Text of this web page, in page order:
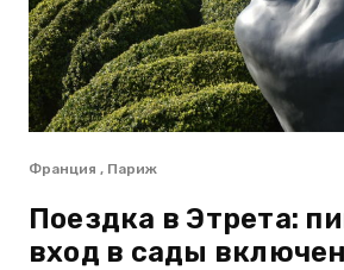
Франция , Париж
Поездка в Этрета:
вход в сады